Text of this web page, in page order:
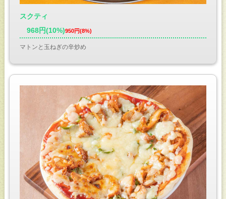
スクティ
968円(10%)950円(8%)
マトンと玉ねぎの辛炒め